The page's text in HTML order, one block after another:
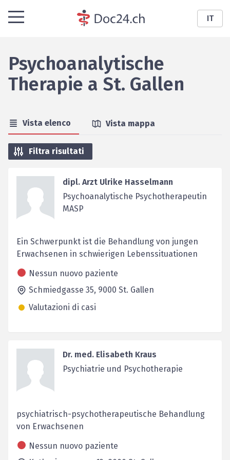
IT
Psychoanalytische
Therapie a St. Gallen
Vista elenco Vista mappa
Filtra risultati
dipl. Arzt Ulrike Hasselmann
Psychoanalytische Psychotherapeutin
MASP
Ein Schwerpunkt ist die Behandlung von jungen
Erwachsenen in schwierigen Lebenssituationen
Nessun nuovo paziente
Schmiedgasse 35, 9000 St. Gallen
Valutazioni di casi
Dr. med. Elisabeth Kraus
Psychiatrie und Psychotherapie
psychiatrisch-psychotherapeutische Behandlung
von Erwachsenen
Nessun nuovo paziente